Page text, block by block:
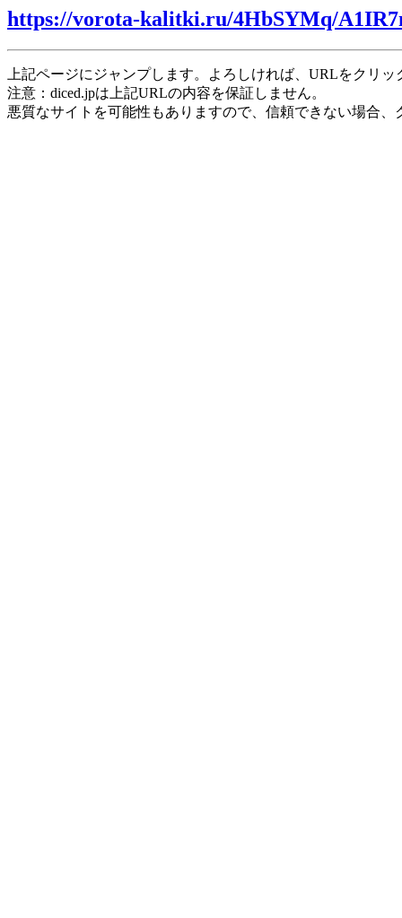
https://vorota-kalitki.ru/4HbSYMq/
上記ページにジャンプします。よろしければ、URLをクリ
注意：diced.jpは上記URLの内容を保証しません。
悪質なサイトを可能性もありますので、信頼できない場合、